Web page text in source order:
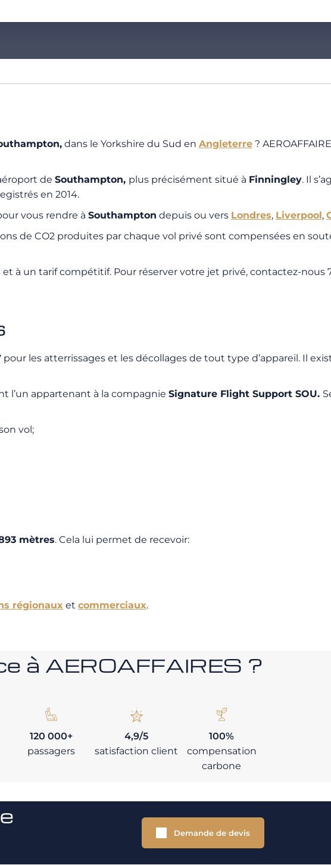
, dans le Yorkshire du Sud en Angleterre ?
de Southampton, plus précisément situé à Finningley. Il
en 2014.
vous rendre à Southampton depuis ou vers Londres, Liverpool,
de CO2 produites par chaque vol privé sont compensées en
et à un tarif compétitif. Pour réserver votre jet privé, contactez-nous
pour les atterrissages et les décollages de tout type d’appareil. Il
l’un appartenant à la compagnie Signature Flight Support SOU.
vol;
mètres. Cela lui permet de recevoir:
régionaux et commerciaux.
à AEROAFFAIRES ?
120 000+
passagers
4,9/5
satisfaction client
100%
compensation
carbone
Demande de devis